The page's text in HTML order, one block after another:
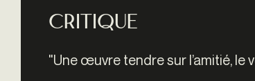
Critique
"Une œuvre tendre sur l’amitié, le